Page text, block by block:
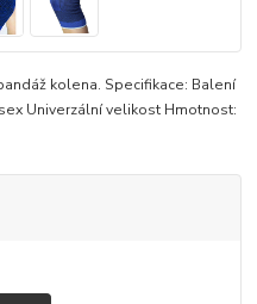
kolena. Specifikace: Balení
Univerzální velikost Hmotnost: